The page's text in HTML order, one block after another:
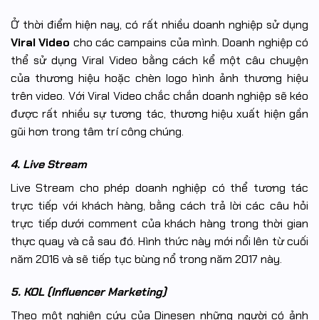
Ở thời điểm hiện nay, có rất nhiều doanh nghiệp sử dụng
Viral Video cho các campains của mình. Doanh nghiệp có
thể sử dụng Viral Video bằng cách kể một câu chuyện
của thương hiệu hoặc chèn logo hình ảnh thương hiệu
trên video. Với Viral Video chắc chắn doanh nghiệp sẽ kéo
được rất nhiều sự tương tác, thương hiệu xuất hiện gần
gũi hơn trong tâm trí công chúng.
4. Live Stream
Live Stream cho phép doanh nghiệp có thể tương tác
trực tiếp với khách hàng, bằng cách trả lời các câu hỏi
trực tiếp dưới comment của khách hàng trong thời gian
thực quay và cả sau đó. Hình thức này mới nổi lên từ cuối
năm 2016 và sẽ tiếp tục bùng nổ trong năm 2017 này.
5. KOL (Influencer Marketing)
Theo một nghiên cứu của Dinesen những người có ảnh